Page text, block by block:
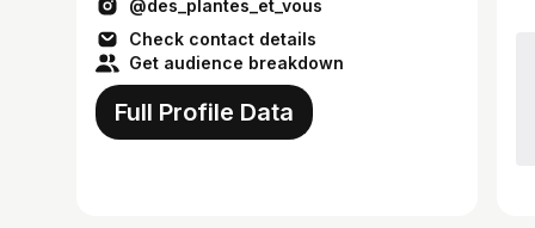
@des_plantes_et_vous
Check contact details
Get audience breakdown
Full Profile Data